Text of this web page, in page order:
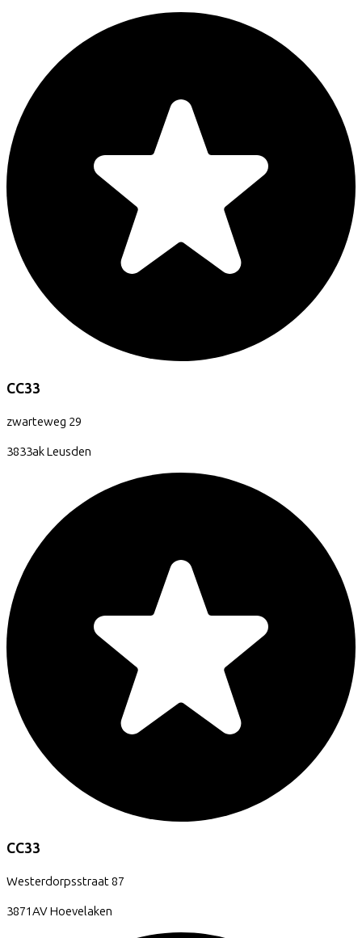
CC33
zwarteweg 29
3833akLeusden
CC33
Westerdorpsstraat87
3871AVHoevelaken